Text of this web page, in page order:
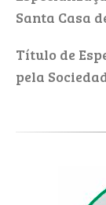
Santa Casa
Título de
pela